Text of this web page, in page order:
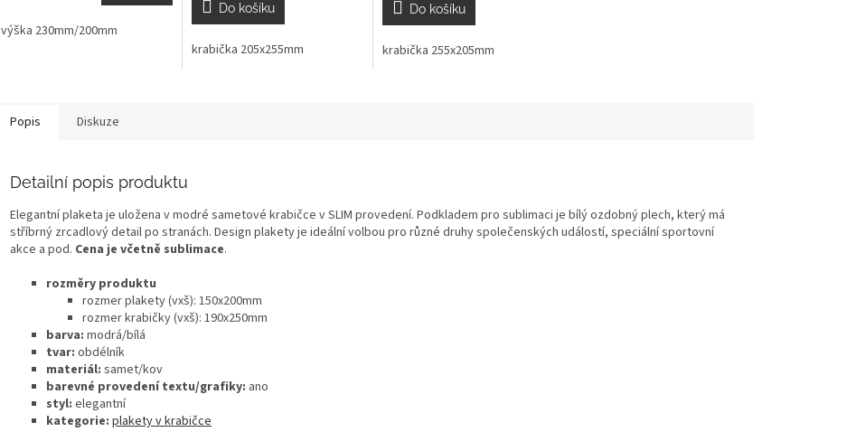
výška 230mm/200mm
Do košíku
krabička 205x255mm
Do košíku
krabička 255x205mm
Popis Diskuze
Detailní popis produktu
Elegantní plaketa je uložena v modré sametové krabičce v SLIM provedení. Podkladem pro sublimaci je bílý ozdobný plech, který má
stříbrný zrcadlový detail po stranách. Design plakety je ideální volbou pro různé druhy společenských událostí, speciální sportovní
akce a pod. Cena je včetně sublimace.
rozměry produktu
rozmer plakety (vxš): 150x200mm
rozmer krabičky (vxš): 190x250mm
barva: modrá/bílá
tvar: obdélník
materiál: samet/kov
barevné provedení textu/grafiky: ano
styl: elegantní
kategorie: plakety v krabičce